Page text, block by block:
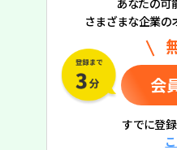
さまざまな企業の
会
すでに登